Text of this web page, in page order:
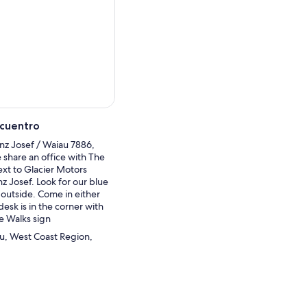
más al glaciar
de la pista y
advertencias
a menos que
valle glaciar). tiene
web
Josef / Waiau 7886,
share an office with The
to Glacier Motors
Josef. Look for our blue
Come in either
is in the corner with
Walks sign
West Coast Region,